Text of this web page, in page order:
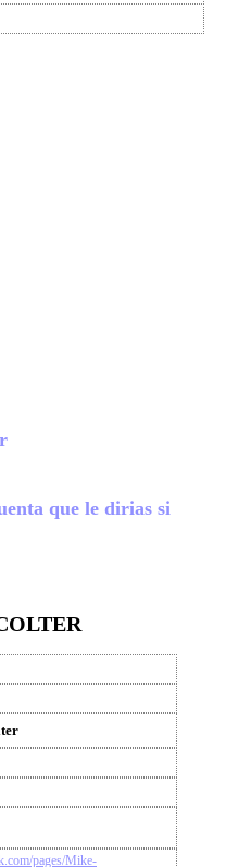
que le dirias si
pages/Mike-